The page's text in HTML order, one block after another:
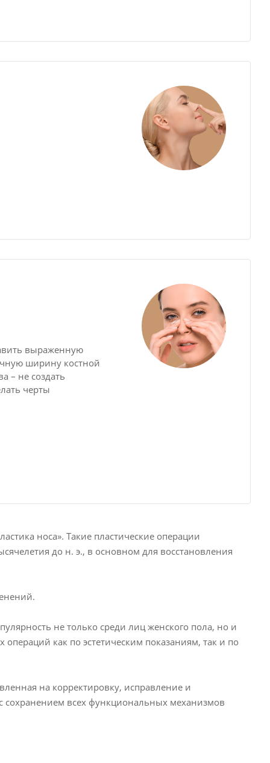
выраженную
ширину костной
– не создать
черты
носа». Такие пластические операции
до н. э., в основном для восстановления
не только среди лиц женского пола, но и
как по эстетическим показаниям, так и по
на корректировку, исправление и
всех функциональных механизмов